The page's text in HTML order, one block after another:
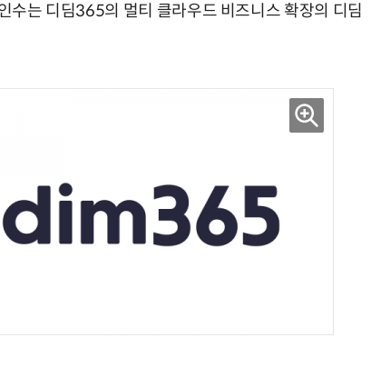
수는 디딤365의 멀티 클라우드 비즈니스 확장의 디딤